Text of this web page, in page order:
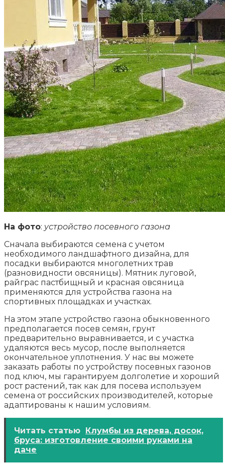
На фото: устройство посевного газона
Сначала выбираются семена с учетом
необходимого ландшафтного дизайна, для
посадки выбираются многолетних трав
(разновидности овсяницы). Мятник луговой,
райграс пастбищный и красная овсяница
применяются для устройства газона на
спортивных площадках и участках.
На этом этапе устройство газона обыкновенного
предполагается посев семян, грунт
предварительно выравнивается, и с участка
удаляются весь мусор, после выполняется
окончательное уплотнения. У нас вы можете
заказать работы по устройству посевных газонов
под ключ, мы гарантируем долголетие и хороший
рост растений, так как для посева используем
семена от российских производителей, которые
адаптированы к нашим условиям.
Читать статью Клумбы из дерева, досок,
бруса: изготовление своими руками на
даче